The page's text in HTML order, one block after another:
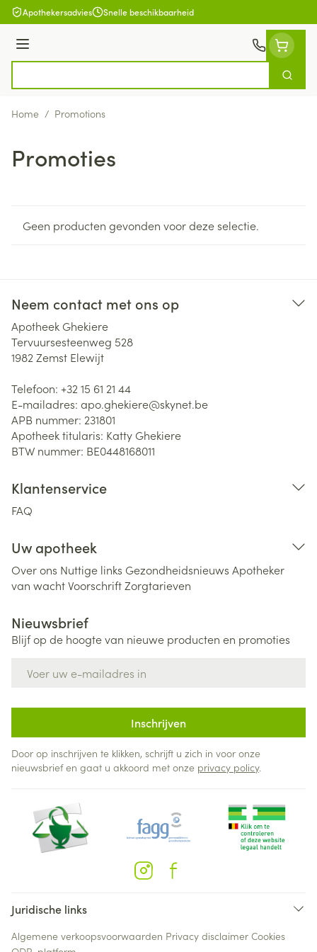
Ga naar de inhoud
Apothekersadvies Snelle beschikbaarheid
Menu
Zoek
Home / Promotions
Promoties
Geen producten gevonden voor deze selectie.
Neem contact met ons op
Apotheek Ghekiere
Tervuursesteenweg 528
1982 Zemst Elewijt
Telefoon: +32 15 61 21 44
E-mailadres: apo.ghekiere@skynet.be
APB nummer: 231801
Apotheek titularis: Katty Ghekiere
BTW nummer: BE0448168011
Klantenservice
FAQ
Uw apotheek
Over ons Nuttige links Gezondheidsnieuws Apotheker
van wachtVoorschriftZorgtarieven
Nieuwsbrief
Blijf op de hoogte van nieuwe producten en promoties
Inschrijven
Door op inschrijven te klikken, schrijft u zich in voor onze
nieuwsbrief en gaat u akkoord met onze privacy policy.
Juridische links
Algemene verkoopsvoorwaarden Privacy disclaimer Cookies